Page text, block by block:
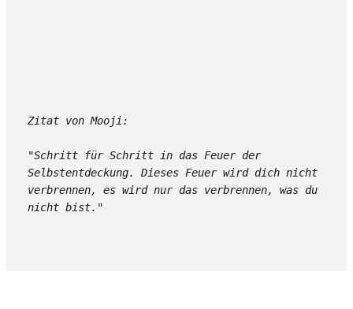
Zitat von Mooji:
"Schritt für Schritt in das Feuer der
Selbstentdeckung. Dieses Feuer wird dich nicht
verbrennen, es wird nur das verbrennen, was du
nicht bist."